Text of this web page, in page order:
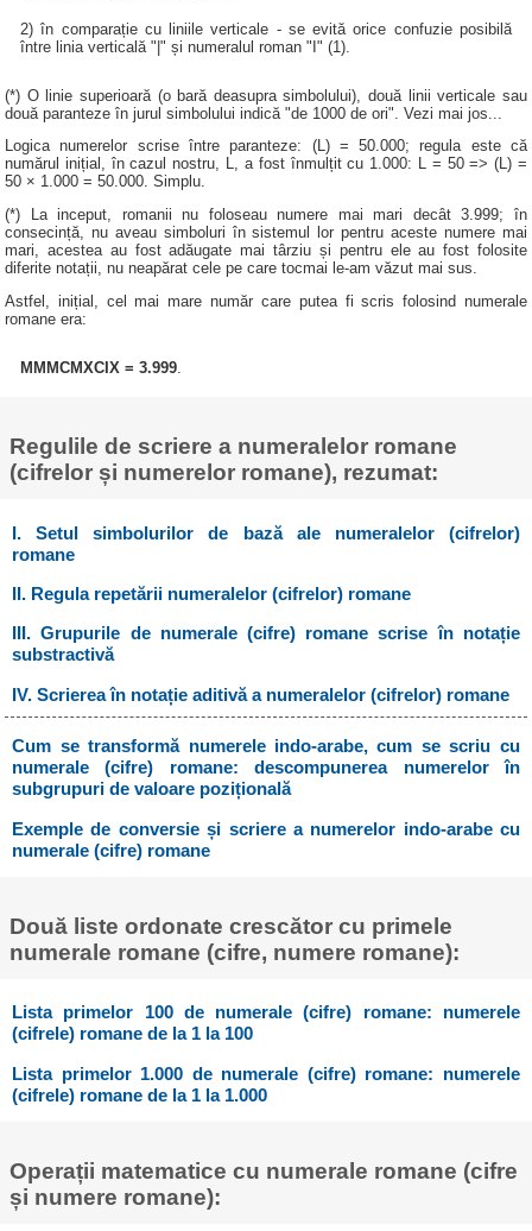
2) în comparație cu liniile verticale - se evită orice confuzie posibilă
între linia verticală "|" și numeralul roman "I" (1).
(*) O linie superioară (o bară deasupra simbolului), două linii verticale sau
două paranteze în jurul simbolului indică "de 1000 de ori". Vezi mai jos...
Logica numerelor scrise între paranteze: (L) = 50.000; regula este că
numărul inițial, în cazul nostru, L, a fost înmulțit cu 1.000: L = 50 => (L) =
50 × 1.000 = 50.000. Simplu.
(*) La inceput, romanii nu foloseau numere mai mari decât 3.999; în
consecință, nu aveau simboluri în sistemul lor pentru aceste numere mai
mari, acestea au fost adăugate mai târziu și pentru ele au fost folosite
diferite notații, nu neapărat cele pe care tocmai le-am văzut mai sus.
Astfel, inițial, cel mai mare număr care putea fi scris folosind numerale
romane era:
MMMCMXCIX = 3.999
Regulile de scriere a numeralelor romane
(cifrelor și numerelor romane), rezumat:
I. Setul simbolurilor de bază ale numeralelor (cifrelor)
romane
II. Regula repetării numeralelor (cifrelor) romane
III. Grupurile de numerale (cifre) romane scrise în notație
substractivă
IV. Scrierea în notație aditivă a numeralelor (cifrelor) romane
Cum se transformă numerele indo-arabe, cum se scriu cu
numerale (cifre) romane: descompunerea numerelor în
subgrupuri de valoare pozițională
Exemple de conversie și scriere a numerelor indo-arabe cu
numerale (cifre) romane
Două liste ordonate crescător cu primele
numerale romane (cifre, numere romane):
Lista primelor 100 de numerale (cifre) romane: numerele
(cifrele) romane de la 1 la 100
Lista primelor 1.000 de numerale (cifre) romane: numerele
(cifrele) romane de la 1 la 1.000
Operații matematice cu numerale romane (cifre
și numere romane):